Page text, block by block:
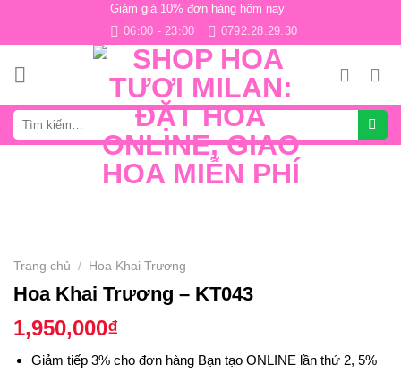
Giảm giá 10% đơn hàng hôm nay
06:00 - 23:00
0792.28.29.30
Tìm
kiếm:
Trang chủ / Hoa Khai Trương
Hoa Khai Trương – KT043
1,950,000₫
Giảm tiếp 3% cho đơn hàng Bạn tạo ONLINE lần thứ 2, 5%